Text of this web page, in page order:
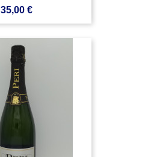
Prezzo
35,00 €